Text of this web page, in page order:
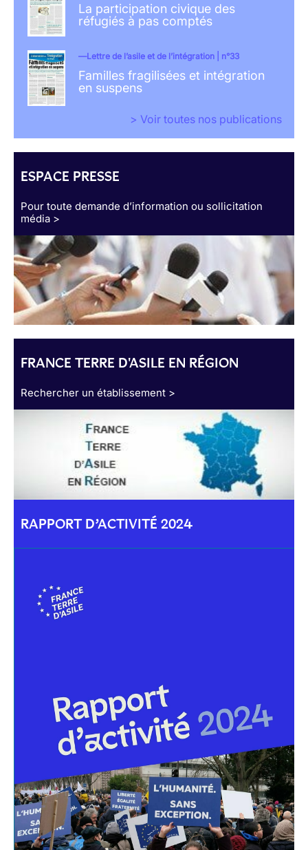
La participation civique des
réfugiés à pas comptés
Lettre de l’asile et de l’intégration | n°33
Familles fragilisées et intégration
en suspens
> Voir toutes nos publications
ESPACE PRESSE
Pour toute demande d’information ou sollicitation
média >
FRANCE TERRE D'ASILE EN RÉGION
Rechercher un établissement >
RAPPORT D’ACTIVITÉ 2024